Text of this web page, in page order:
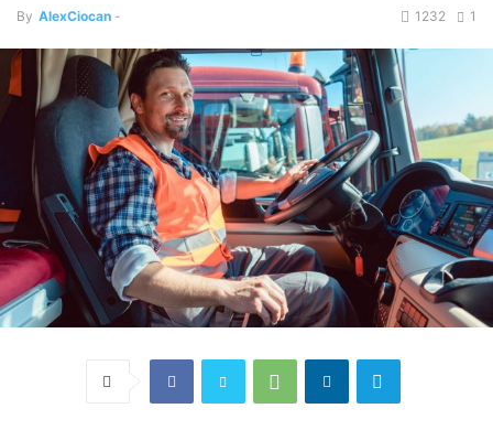
By AlexCiocan - 1
1232